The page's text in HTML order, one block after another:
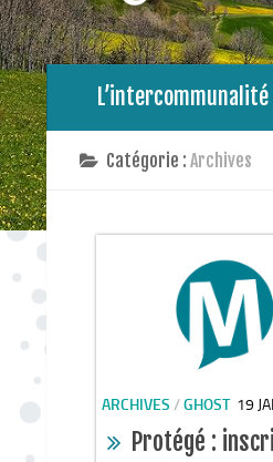
L’intercommunalité
Catégorie : Archives
ARCHIVES /GHOST 19
Protégé :